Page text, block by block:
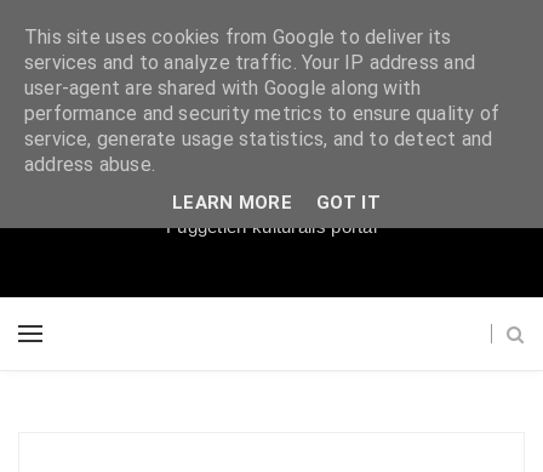
Súgópéldány
Független kulturális portál
This site uses cookies from Google to deliver its
services and to analyze traffic. Your IP address and
user-agent are shared with Google along with
performance and security metrics to ensure quality of
service, generate usage statistics, and to detect and
address abuse.
LEARN MORE GOT IT